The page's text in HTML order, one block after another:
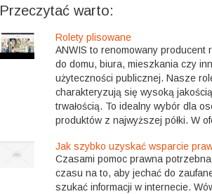
Przeczytać warto:
Rolety plisowane
ANWIS to renomowany producent
do domu, biura, mieszkania czy
użyteczności publicznej. Nasze
charakteryzują się wysoką
trwałością. To idealny wybór dla
produktów z najwyższej półki. W
Jak szybko uzyskać wsparcie
Czasami pomoc prawna
czasu na to, aby jechać do
szukać informacji w internecie.